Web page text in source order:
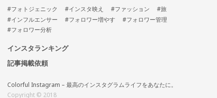
#フォトジェニック #インスタ映え #ファッション
#旅
#インフルエンサー
#フォロワー増やす
#フォロワー管理
#フォロワー分析
インスタランキング
記事掲載依頼
Colorful Instagram – 最高のインスタグラムライフをあなたに。
Copyright © 2018